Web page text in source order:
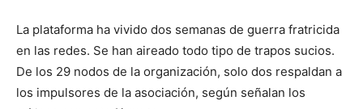
La plataforma ha vivido dos semanas de guerra fratricida
en las redes. Se han aireado todo tipo de trapos sucios.
De los 29 nodos de la organización, solo dos respaldan a
los impulsores de la asociación, según señalan los